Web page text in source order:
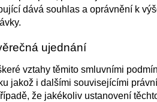
dává souhlas a oprávnění k
ujednání
vztahy těmito smluvními
jakož i dalšími souvisejícími
že jakékoliv ustanovení